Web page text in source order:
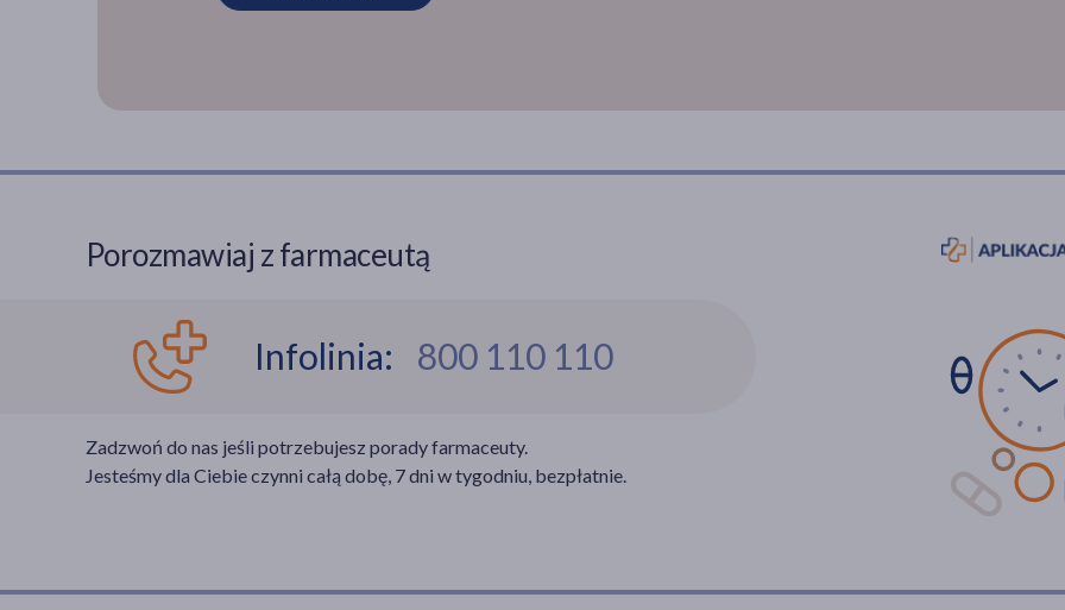
Porozmawiaj z farmaceutą
Infolinia: 800 110 110
Zadzwoń do nas jeśli potrzebujesz porady farmaceuty.
Jesteśmy dla Ciebie czynni całą dobę, 7 dni w tygodniu, bezpłatnie.